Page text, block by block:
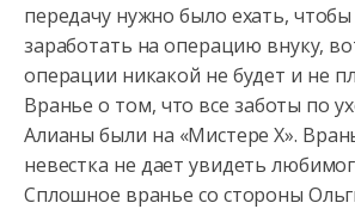
передачу нужно было ехать, чтобы
заработать на операцию внуку,
операции никакой не будет и не
Вранье о том, что все заботы по
Алианы были на «Мистере Х».
невестка не дает увидеть
Сплошное вранье со стороны